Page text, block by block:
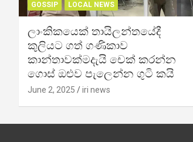
GOSSIP LOCAL NEWS
ලාංකිකයෙක් තායිලන්තයේදී
කුලියට ගත් ගණිකාව
කාන්තාවක්මදැයි චෙක් කරන්න
ගොස් ඔළුව පැලෙන්න ගුටි කයි
June 2, 2025 iri news